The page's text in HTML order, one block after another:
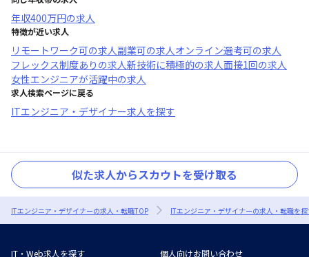
年収400万円の求人
特徴が近い求人
リモートワーク可の求人副業可の求人オンライン選考可の求人
フレックス制度あり の求人新技術に積極的の求人面接1回の求人
女性エンジニアが活躍中の求人
求人検索ページに戻る
ITエンジニア・デザイナー求人を探す
似た求人からスカウトを受け取る
ITエンジニア・デザイナーの求人・転職TOP ITエンジニア・デザイナーの求人・転職を
IT・Web求人を探す 個人向けお問い合わせ